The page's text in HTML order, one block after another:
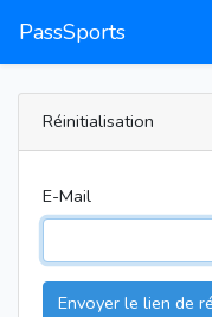
PassSports
Réinitialisation
E-Mail
Envoyer le lien de